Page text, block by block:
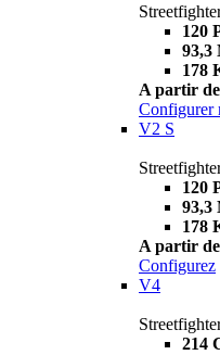
120
93,3
178
A partir
Configurer
V2 S
120
93,3
178
A partir
Configurez
V4
214